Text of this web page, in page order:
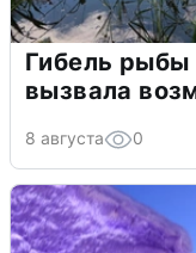
Гибель рыбы
вызвала
8 августа 0